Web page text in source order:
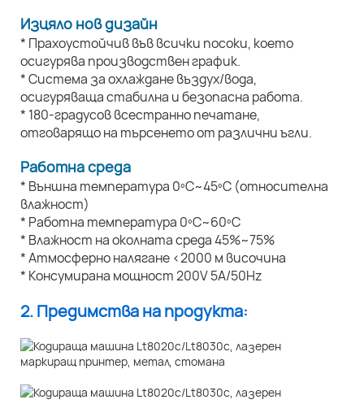
Изцяло нов дизайн
* Прахоустойчив във всички посоки, което
осигурява производствен график.
* Система за охлаждане въздух/вода,
осигуряваща стабилна и безопасна работа.
* 180-градусов всестранно печатане,
отговарящо на търсенето от различни ъгли.
Работна среда
* Външна температура 0ºC~45ºC (относителна
влажност)
* Работна температура 0ºC~60ºC
* Влажност на околната среда 45%~75%
* Атмосферно налягане <2000 м височина
* Консумирана мощност 200V 5A/50Hz
2. Предимства на продукта: